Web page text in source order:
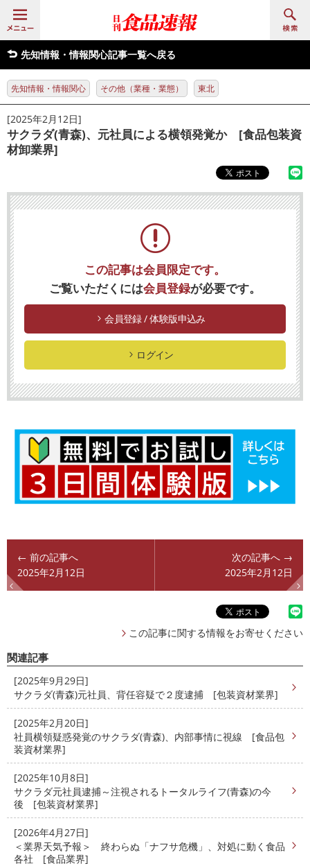
先知情報・情報関心記事一覧へ戻る
先知情報・情報関心 その他（業種・業態） 東北
[2025年2月12日]
サクラダ(青森)、元社員による横領発覚か [食品包装資
材卸業界]
この記事は会員限定です。
ご覧いただくには会員登録が必要です。
会員登録 / 体験版申込み
ログイン
← 前の記事へ
2025年2月12日
次の記事へ →
2025年2月12日
この記事に関する情報をお寄せください
関連記事
[2025年9月29日]
サクラダ(青森)元社員、背任容疑で２度逮捕 [包装資材業界]
[2025年2月20日]
社員横領疑惑発覚のサクラダ(青森)、内部事情に視線 [食品包
装資材業界]
[2025年10月8日]
サクラダ元社員逮捕～注視されるトータルライフ(青森)の今
後 [包装資材業界]
[2026年4月27日]
＜業界天気予報＞ 終わらぬ「ナフサ危機」、対処に動く食品
各社 [食品業界]